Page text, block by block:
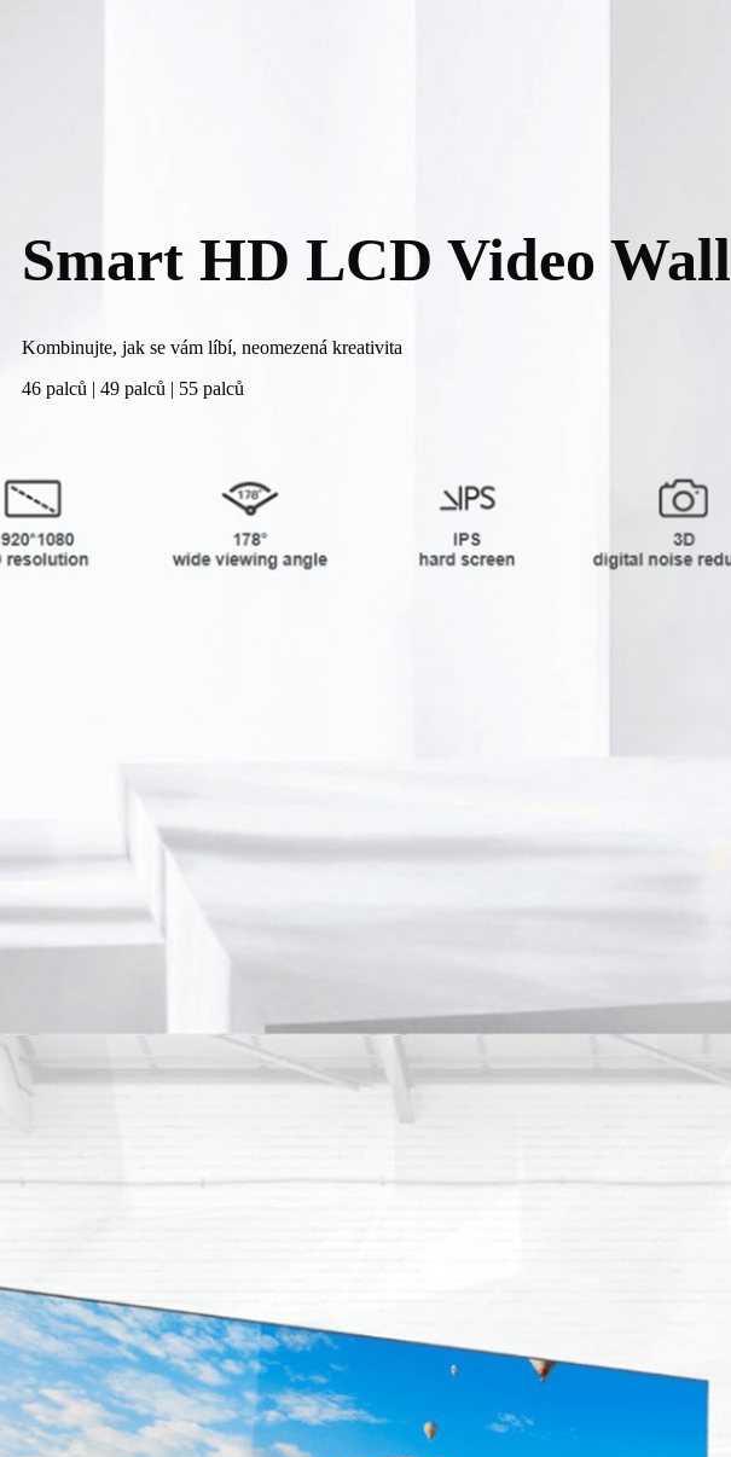
Smart HD LCD Video Wall
Kombinujte, jak se vám líbí, neomezená kreativita
46 palců | 49 palců | 55 palců